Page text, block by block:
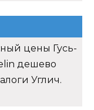
цены Гусь-
дешево
Углич.